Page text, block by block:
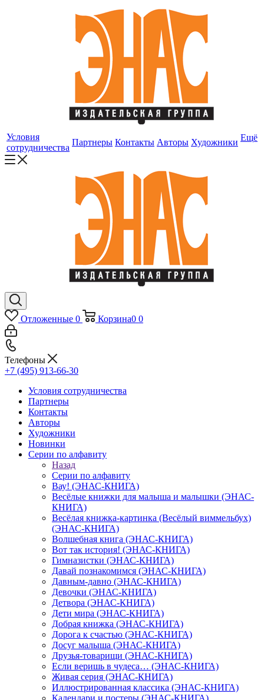
Условия
сотрудничества
Партнеры Контакты Авторы Художники Ещё
Отложенные 0 Корзина0 0
Телефоны
+7 (495) 913-66-30
Условия сотрудничества
Партнеры
Контакты
Авторы
Художники
Новинки
Серии по алфавиту
Назад
Серии по алфавиту
Вау! (ЭНАС-КНИГА)
Весёлые книжки для малыша и малышки (ЭНАС-
КНИГА)
Весёлая книжка-картинка (Весёлый виммельбух)
(ЭНАС-КНИГА)
Волшебная книга (ЭНАС-КНИГА)
Вот так история! (ЭНАС-КНИГА)
Гимназистки (ЭНАС-КНИГА)
Давай познакомимся (ЭНАС-КНИГА)
Давным-давно (ЭНАС-КНИГА)
Девочки (ЭНАС-КНИГА)
Детвора (ЭНАС-КНИГА)
Дети мира (ЭНАС-КНИГА)
Добрая книжка (ЭНАС-КНИГА)
Дорога к счастью (ЭНАС-КНИГА)
Досуг малыша (ЭНАС-КНИГА)
Друзья-товарищи (ЭНАС-КНИГА)
Если веришь в чудеса… (ЭНАС-КНИГА)
Живая серия (ЭНАС-КНИГА)
Иллюстрированная классика (ЭНАС-КНИГА)
Календари и постеры (ЭНАС-КНИГА)